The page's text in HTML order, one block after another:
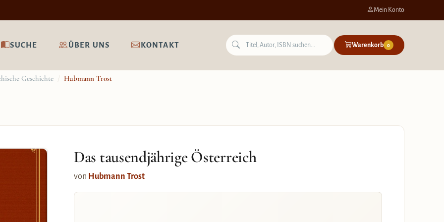
Mein Konto
SUCHE ÜBER UNS KONTAKT Warenkorb 0
Geschichte / Hubmann Trost
Das tausendjährige Österreich
von Hubmann Trost